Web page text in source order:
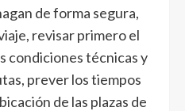
de forma segura,
revisar primero el
condiciones técnicas y
prever los tiempos
de las plazas de